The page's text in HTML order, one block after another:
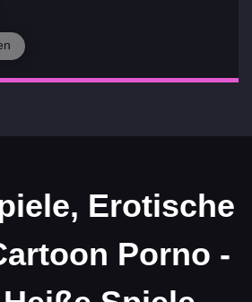
Erotische
Porno -